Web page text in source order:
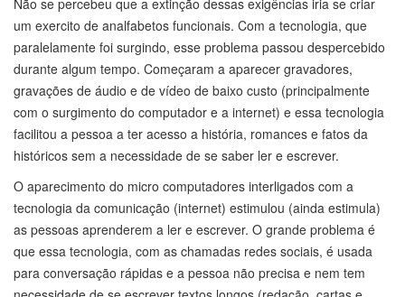
Não se percebeu que a extinção dessas exigências iria se criar
um exercito de analfabetos funcionais. Com a tecnologia, que
paralelamente foi surgindo, esse problema passou despercebido
durante algum tempo. Começaram a aparecer gravadores,
gravações de áudio e de vídeo de baixo custo (principalmente
com o surgimento do computador e a internet) e essa tecnologia
facilitou a pessoa a ter acesso a história, romances e fatos da
históricos sem a necessidade de se saber ler e escrever.
O aparecimento do micro computadores interligados com a
tecnologia da comunicação (internet) estimulou (ainda estimula)
as pessoas aprenderem a ler e escrever. O grande problema é
que essa tecnologia, com as chamadas redes sociais, é usada
para conversação rápidas e a pessoa não precisa e nem tem